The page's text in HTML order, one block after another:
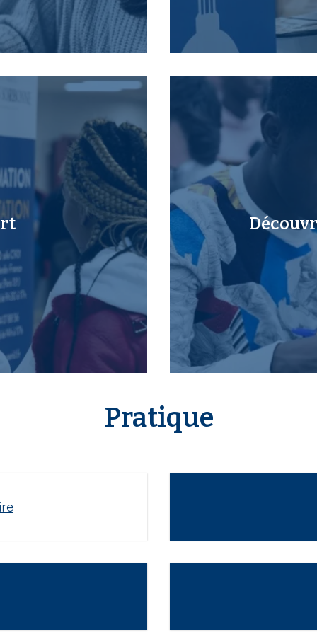
Pratique